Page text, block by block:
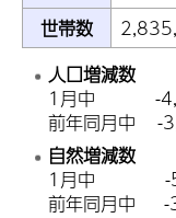
世帯数
人口増減数
1月中 -
前年同月中 -
自然増減数
1月中 -
前年同月中 -